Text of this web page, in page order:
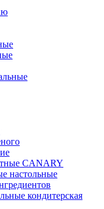
CANARY
настольные
кондитерская